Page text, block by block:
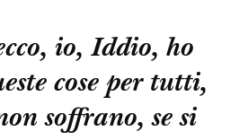
io, Iddio, ho
cose per tutti,
soffrano, se si